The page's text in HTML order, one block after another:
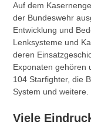
Auf dem
der Bundeswehr
Entwicklung und
Lenksysteme und
deren
Exponaten gehören
104 Starfighter, die
System und weitere.
Viele